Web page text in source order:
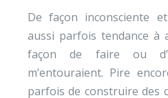
De façon inconsciente
aussi parfois tendance à
façon de faire ou
m’entouraient. Pire
parfois de construire des